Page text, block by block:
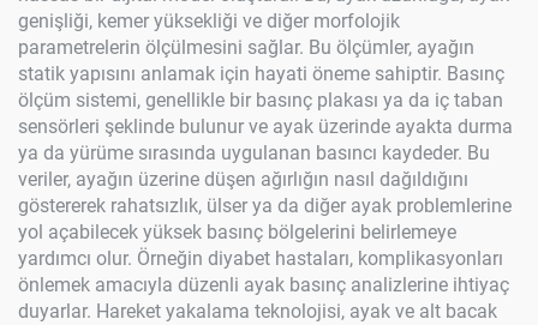
genişliği, kemer yüksekliği ve diğer morfolojik
parametrelerin ölçülmesini sağlar. Bu ölçümler, ayağın
statik yapısını anlamak için hayati öneme sahiptir. Basınç
ölçüm sistemi, genellikle bir basınç plakası ya da iç taban
sensörleri şeklinde bulunur ve ayak üzerinde ayakta durma
ya da yürüme sırasında uygulanan basıncı kaydeder. Bu
veriler, ayağın üzerine düşen ağırlığın nasıl dağıldığını
göstererek rahatsızlık, ülser ya da diğer ayak problemlerine
yol açabilecek yüksek basınç bölgelerini belirlemeye
yardımcı olur. Örneğin diyabet hastaları, komplikasyonları
önlemek amacıyla düzenli ayak basınç analizlerine ihtiyaç
duyarlar. Hareket yakalama teknolojisi, ayak ve alt bacak